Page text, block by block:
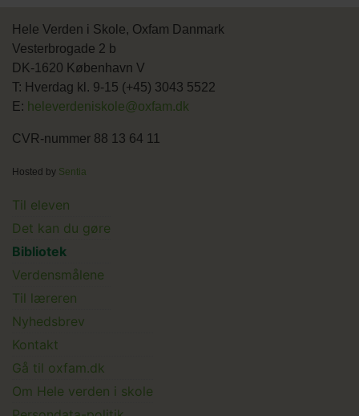
Hele Verden i Skole, Oxfam Danmark
Vesterbrogade 2 b
DK-1620 København V
T: Hverdag kl. 9-15 (+45) 3043 5522
E: heleverdeniskole@oxfam.dk
CVR-nummer 88 13 64 11
Hosted by Sentia
Main
menu
Til eleven
Det kan du gøre
Bibliotek
Verdensmålene
Til læreren
Main
Submenu
Nyhedsbrev
Kontakt
Gå til oxfam.dk
Om Hele verden i skole